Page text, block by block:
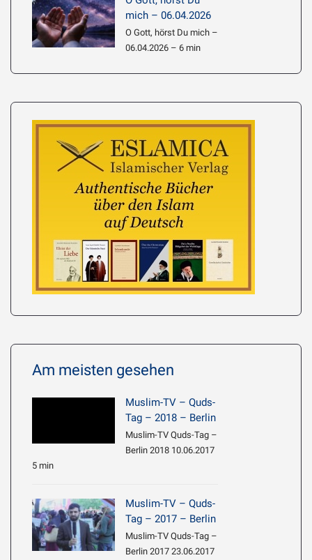
mich – 06.04.2026
O Gott, hörst Du mich –
06.04.2026 – 6 min
Am meisten gesehen
Muslim-TV – Quds-
Tag – 2018 – Berlin
Muslim-TV Quds-Tag –
Berlin 2018 10.06.2017
5 min
Muslim-TV – Quds-
Tag – 2017 – Berlin
Muslim-TV Quds-Tag –
Berlin 2017 23.06.2017